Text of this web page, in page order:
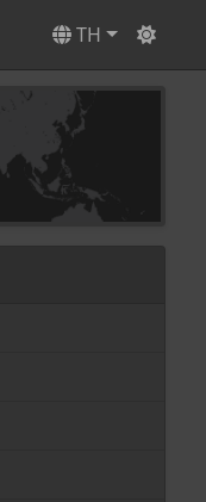
TH